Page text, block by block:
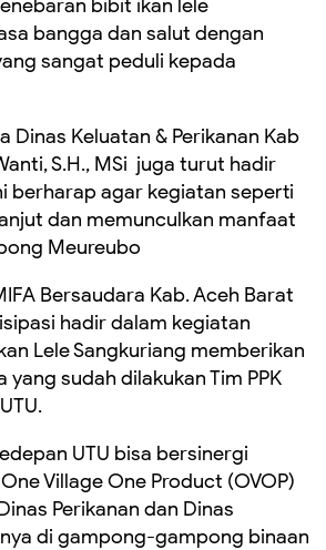
bibit ikan lele
bangga dan salut dengan
sangat peduli kepada
Dinas Keluatan & Perikanan Kab
S.H., MSi juga turut hadir
berharap agar kegiatan seperti
dan memunculkan manfaat
Meureubo
Bersaudara Kab. Aceh Barat
hadir dalam kegiatan
Lele Sangkuriang memberikan
yang sudah dilakukan Tim PPK
UTU bisa bersinergi
Village One Product (OVOP)
Perikanan dan Dinas
di gampong-gampong binaan